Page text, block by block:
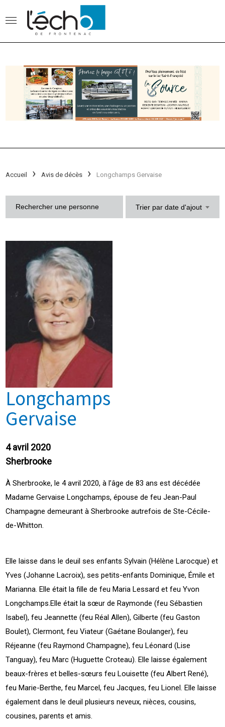
Accueil Avis de décès Longchamps Gervaise
Trier par date d'ajout
Longchamps
Gervaise
4 avril 2020
Sherbrooke
À Sherbrooke, le 4 avril 2020, à l’âge de 83 ans est décédée
Madame Gervaise Longchamps, épouse de feu Jean-Paul
Champagne demeurant à Sherbrooke autrefois de Ste-Cécile-
de-Whitton.
Elle laisse dans le deuil ses enfants Sylvain (Hélène Larocque) et
Yves (Johanne Lacroix), ses petits-enfants Dominique, Émile et
Marianna. Elle était la fille de feu Maria Lessard et feu Yvon
Longchamps.Elle était la sœur de Raymonde (feu Sébastien
Isabel), feu Jeannette (feu Réal Allen), Gilberte (feu Gaston
Boulet), Clermont, feu Viateur (Gaétane Boulanger), feu
Réjeanne (feu Raymond Champagne), feu Léonard (Lise
Tanguay), feu Marc (Huguette Croteau). Elle laisse également
beaux-frères et belles-sœurs feu Louisette (feu Albert René),
feu Marie-Berthe, feu Marcel, feu Jacques, feu Lionel. Elle laisse
également dans le deuil plusieurs neveux, nièces, cousins,
cousines, parents et amis.